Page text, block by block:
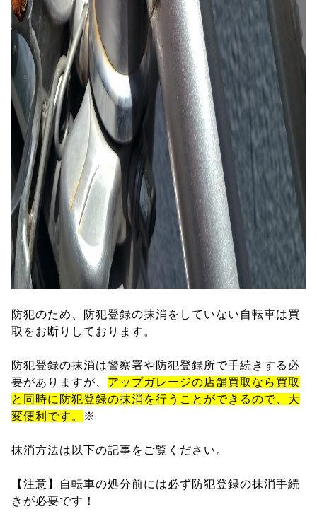
防犯のため、防犯登録の抹消をしていない自転車は買
取をお断りしております。
防犯登録の抹消は警察署や防犯登録所で手続きする必
要がありますが、 アップガレージの店舗買取なら買取
と同時に防犯登録の抹消を行うことができるので、大
変便利です。
※
抹消方法は以下の記事をご覧ください。
【注意】自転車の処分前には必ず防犯登録の抹消手続
きが必要です！